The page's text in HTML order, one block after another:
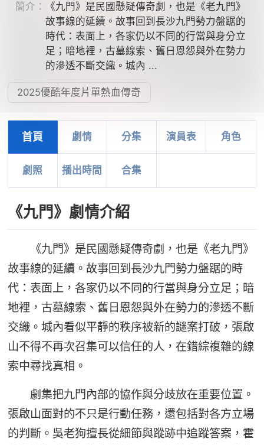
簡介：
《九門》是民國懸疑傳奇劇，也是《老九門》
故事線的延續。故事回到長沙九門勢力盤踞的
時代：表面上，各家仍以不同的行當與身分立
足；暗地裡，古墓線索、舊日恩怨與外在勢力
的滲透不斷交織。城內 ...
2025優酷年度片單熱血傳奇
首頁 劇情 分集 演員表 角色
劇照 播出時間 合集
《九門》劇情介紹
《九門》是民國懸疑傳奇劇，也是《老九門》
故事線的延續。故事回到長沙九門勢力盤踞的時
代：表面上，各家仍以不同的行當與身分立足；暗
地裡，古墓線索、舊日恩怨與外在勢力的滲透不斷
交織。城內看似平靜的秩序被新的謎案打破，張啟
山不得不再次召集可以信任的人，在錯綜複雜的線
索中尋找真相。
劇集把九門內部的協作與分歧放在重要位置。
張啟山面對的不只是行動任務，還包括對各方立場
的判斷。吳老狗擅長從細節與蹤跡中追蹤答案，霍